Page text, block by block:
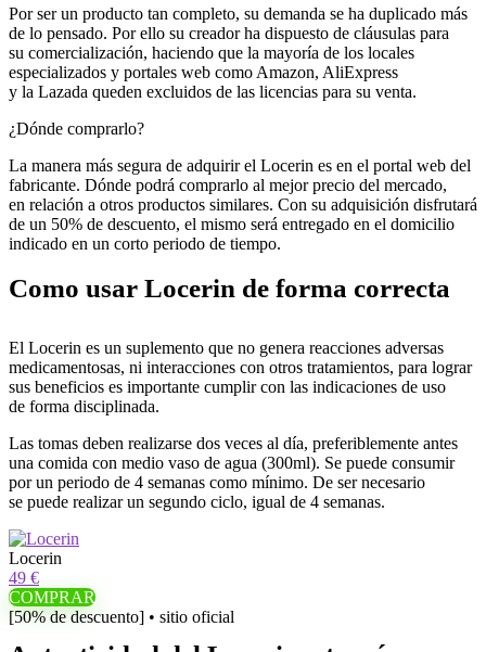
Por ser un producto tan completo, su demanda se ha duplicado más
de lo pensado. Por ello su creador ha dispuesto de cláusulas para
su comercialización, haciendo que la mayoría de los locales
especializados y portales web como Amazon, AliExpress
y la Lazada queden excluidos de las licencias para su venta.
¿Dónde comprarlo?
La manera más segura de adquirir el Locerin es en el portal web del
fabricante. Dónde podrá comprarlo al mejor precio del mercado,
en relación a otros productos similares. Con su adquisición disfrutará
de un 50% de descuento, el mismo será entregado en el domicilio
indicado en un corto periodo de tiempo.
Como usar Locerin de forma correcta
El Locerin es un suplemento que no genera reacciones adversas
medicamentosas, ni interacciones con otros tratamientos, para lograr
sus beneficios es importante cumplir con las indicaciones de uso
de forma disciplinada.
Las tomas deben realizarse dos veces al día, preferiblemente antes
una comida con medio vaso de agua (300ml). Se puede consumir
por un periodo de 4 semanas como mínimo. De ser necesario
se puede realizar un segundo ciclo, igual de 4 semanas.
Locerin
49 €
COMPRAR
[50% de descuento] • sitio oficial